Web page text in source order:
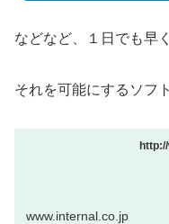
などなど、１日でも早
それを可能にするソフ
www.internal.co.jp